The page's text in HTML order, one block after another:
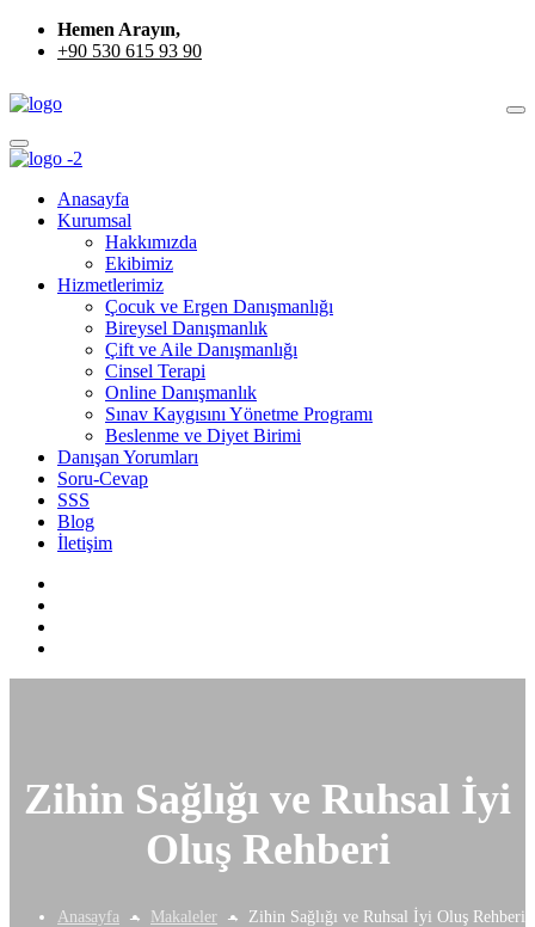
Hemen Arayın,
+90 530 615 93 90
Anasayfa
Kurumsal
Hakkımızda
Ekibimiz
Hizmetlerimiz
Çocuk ve Ergen Danışmanlığı
Bireysel Danışmanlık
Çift ve Aile Danışmanlığı
Cinsel Terapi
Online Danışmanlık
Sınav Kaygısını Yönetme Programı
Beslenme ve Diyet Birimi
Danışan Yorumları
Soru-Cevap
SSS
Blog
İletişim
Zihin Sağlığı ve Ruhsal İyi
Oluş Rehberi
Anasayfa Makaleler Zihin Sağlığı ve Ruhsal İyi Oluş Rehberi